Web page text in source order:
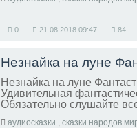
0 21.08.2018 09:47 84
Незнайка на луне
Незнайка на луне
Удивительная
Обязательно слушайте
аудиосказки , сказки народов